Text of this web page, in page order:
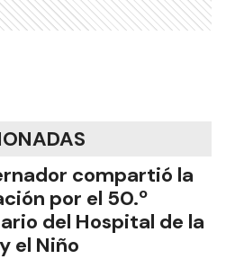
compartió la
por el 50.º
del Hospital de la
el Niño